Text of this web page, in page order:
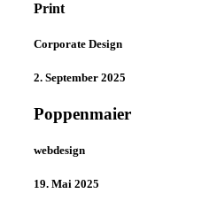
Print
Corporate Design
2. September 2025
Poppenmaier
webdesign
19. Mai 2025